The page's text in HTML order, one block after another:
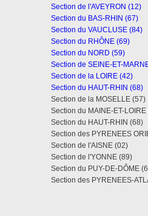
Section de l'AVEYRON (12)
Section du BAS-RHIN (67)
Section du VAUCLUSE (84)
Section du RHÔNE (69)
Section du NORD (59)
Section de SEINE-ET-
Section de la LOIRE (42)
Section du HAUT-RHIN (68)
Section de la MOSELLE (57)
Section du MAINE-ET-LOIRE
Section du HAUT-RHIN (68)
Section des PYRENEES
Section de l'AISNE (02)
Section de l'YONNE (89)
Section du PUY-DE-DÔME
Section des PYRENEES-